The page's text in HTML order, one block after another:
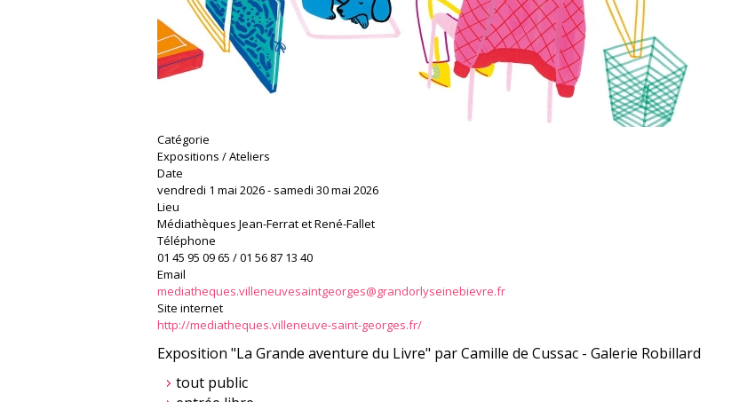
Catégorie
Expositions / Ateliers
Date
vendredi 1 mai 2026- samedi 30 mai 2026
Lieu
Médiathèques Jean-Ferrat et René-Fallet
Téléphone
01 45 95 09 65 / 01 56 87 13 40
Email
mediatheques.villeneuvesaintgeorges@grandorlyseinebievre.fr
Site internet
http://mediatheques.villeneuve-saint-georges.fr/
Exposition "La Grande aventure du Livre" par Camille de Cussac - Galerie Robillard
tout public